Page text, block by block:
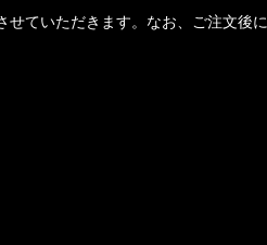
せていただきます。なお、ご注文